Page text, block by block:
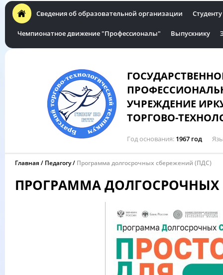
Сведения об образовательной организации Студенту
Чемпионатное движение "Профессионалы" Выпускнику
УЧРЕЖДЕНИЕ
ТОРГОВО-
Год основания 1967 год
Главная Педагогу Программа долгосрочных сбережений (ПДС)
ПРОГРАММА ДОЛГОСРОЧНЫХ